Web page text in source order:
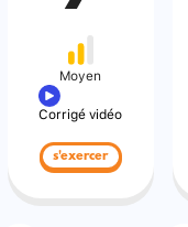
Moyen
Corrigé vidéo
s'exercer